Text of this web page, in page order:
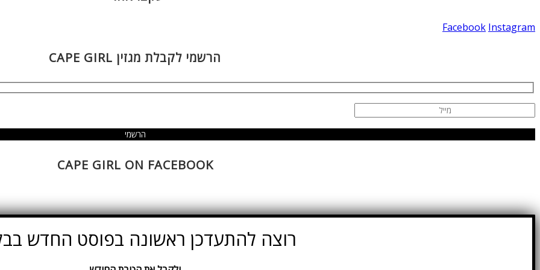
Facebook Instagram
הרשמי לקבלת מגזין CAPE GIRL
CAPE GIRL ON FACEBOOK
רוצה להתעדכן ראשונה בפוסט החדש